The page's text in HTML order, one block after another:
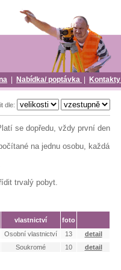
Nabídka/ poptávka Kontakty
dle:
se dopředu, vždy první den
na jednu osobu, každá
trvalý pobyt.
vlastnictví
foto
Osobní vlastnictví 13
detail
Soukromé 10 detail